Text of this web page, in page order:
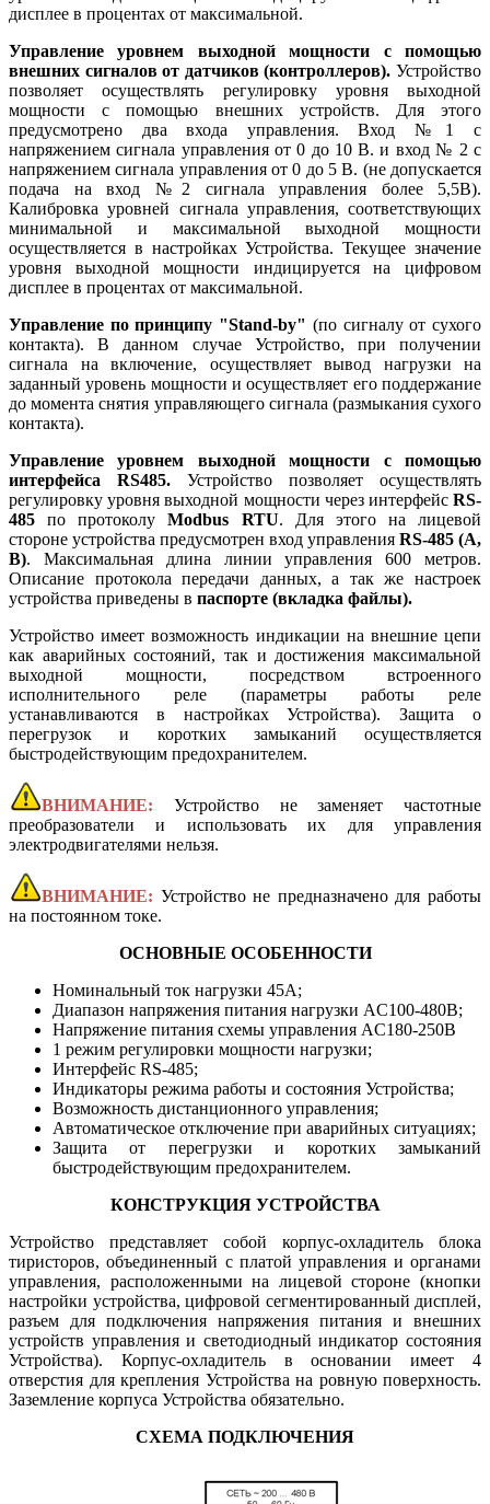
дисплее в процентах от максимальной.
Управление уровнем выходной мощности с помощью
внешних сигналов от датчиков (контроллеров). Устройство
позволяет осуществлять регулировку уровня выходной
мощности с помощью внешних устройств. Для этого
предусмотрено два входа управления. Вход №1 с
напряжением сигнала управления от 0 до 10 В. и вход № 2 с
напряжением сигнала управления от 0 до 5 В. (не допускается
подача на вход №2 сигнала управления более 5,5В).
Калибровка уровней сигнала управления, соответствующих
минимальной и максимальной выходной мощности
осуществляется в настройках Устройства. Текущее значение
уровня выходной мощности индицируется на цифровом
дисплее в процентах от максимальной.
Управление по принципу "Stand-by" (по сигналу от сухого
контакта). В данном случае Устройство, при получении
сигнала на включение, осуществляет вывод нагрузки на
заданный уровень мощности и осуществляет его поддержание
до момента снятия управляющего сигнала (размыкания сухого
контакта).
Управление уровнем выходной мощности с помощью
интерфейса RS485. Устройство позволяет осуществлять
регулировку уровня выходной мощности через интерфейс RS-
485 по протоколуModbus RTU. Для этого на лицевой
стороне устройства предусмотрен вход управления RS-485 (A,
B). Максимальная длина линии управления 600 метров.
Описание протокола передачи данных, а так же настроек
устройства приведены в паспорте (вкладка файлы).
Устройство имеет возможность индикации на внешние цепи
как аварийных состояний, так и достижения максимальной
выходной мощности, посредством встроенного
исполнительного реле (параметры работы реле
устанавливаются в настройках Устройства). Защита о
перегрузок и коротких замыканий осуществляется
быстродействующим предохранителем.
ВНИМАНИЕ: Устройство не заменяет частотные
преобразователи и использовать их для управления
электродвигателями нельзя.
ВНИМАНИЕ: Устройство не предназначено для работы
на постоянном токе.
ОСНОВНЫЕ ОСОБЕННОСТИ
Номинальный ток нагрузки 45А;
Диапазон напряжения питания нагрузки AC100-480В;
Напряжение питания схемы управления AC180-250В
1 режим регулировки мощности нагрузки;
Интерфейс RS-485;
Индикаторы режима работы и состояния Устройства;
Возможность дистанционного управления;
Автоматическое отключение при аварийных ситуациях;
Защита от перегрузки и коротких замыканий
быстродействующим предохранителем.
КОНСТРУКЦИЯ УСТРОЙСТВА
Устройство представляет собой корпус-охладитель блока
тиристоров, объединенный с платой управления и органами
управления, расположенными на лицевой стороне (кнопки
настройки устройства, цифровой сегментированный дисплей,
разъем для подключения напряжения питания и внешних
устройств управления и светодиодный индикатор состояния
Устройства). Корпус-охладитель в основании имеет 4
отверстия для крепления Устройства на ровную поверхность.
Заземление корпуса Устройства обязательно.
СХЕМА ПОДКЛЮЧЕНИЯ